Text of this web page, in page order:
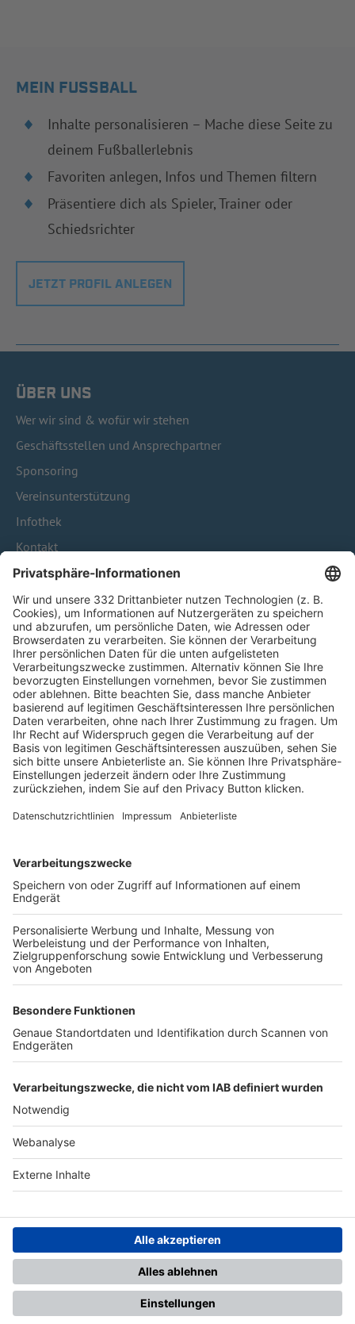
MEIN FUSSBALL
Inhalte personalisieren – Mache diese Seite zu
deinem Fußballerlebnis
Favoriten anlegen, Infos und Themen filtern
Präsentiere dich als Spieler, Trainer oder
Schiedsrichter
JETZT PROFIL ANLEGEN
ÜBER UNS
Wer wir sind & wofür wir stehen
Geschäftsstellen und Ansprechpartner
Sponsoring
Vereinsunterstützung
Infothek
Kontakt
HÄUFIG BESUCHTE SEITEN
Pässe und Vereinswechsel
Trainerausbildung
Schulungsangebot Vereinsmitarbeiter
BFV-Geschäftsstellen
Trainerbörse
Login SpielPlus
FOLGE DEM BFV
TOP-VEREINE
TOP-PARTNER
Nutzungsbedingungen Datenschutz Impressum